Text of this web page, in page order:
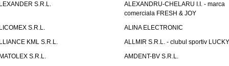
S.R.L.
ALEXANDRU-CHELARU I.I. - marca
comerciala FRESH & JOY
S.R.L.
ALINA ELECTRONIC
KML S.R.L.
ALLMIR S.R.L. - clubul sportiv
S.R.L.
AMDENT-BV S.R.L.